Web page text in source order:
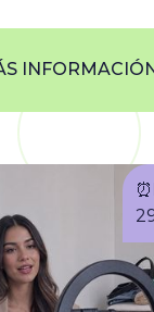
INFORMACIÓN
⏰